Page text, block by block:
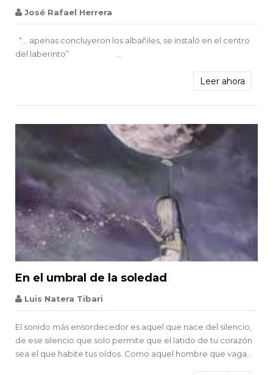
José Rafael Herrera
“... apenas concluyeron los albañiles, se instaló en el centro
del laberinto” ...
Leer ahora
 
En el umbral de la soledad
Luis Natera Tibari
El sonido más ensordecedor es aquel que nace del silencio,
de ese silencio que solo permite que el latido de tu corazón
sea el que habite tus oídos. Como aquel hombre que vaga...
Verdad absoluta 1